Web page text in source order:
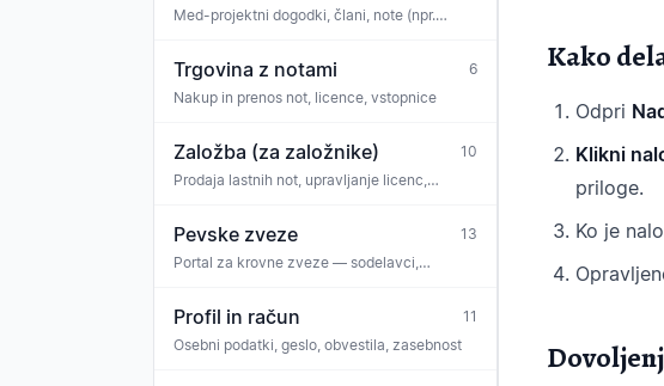
Med-projektni dogodki, člani, note (npr.
Trgovina z notami
6
Nakup in prenos not, licence, vstopnice
Založba (za založnike)
10
Prodaja lastnih not, upravljanje licenc,
Pevske zveze
13
Portal za krovne zveze — sodelavci,
Profil in račun
11
Osebni podatki, geslo, obvestila, zasebnost
Kako
Odpri
Klikni
priloge.
Ko je